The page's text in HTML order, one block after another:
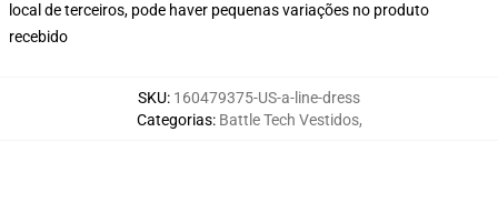
local de terceiros, pode haver pequenas variações no produto
recebido
SKU: 160479375-US-a-line-dress
Categorias: Battle Tech Vestidos,